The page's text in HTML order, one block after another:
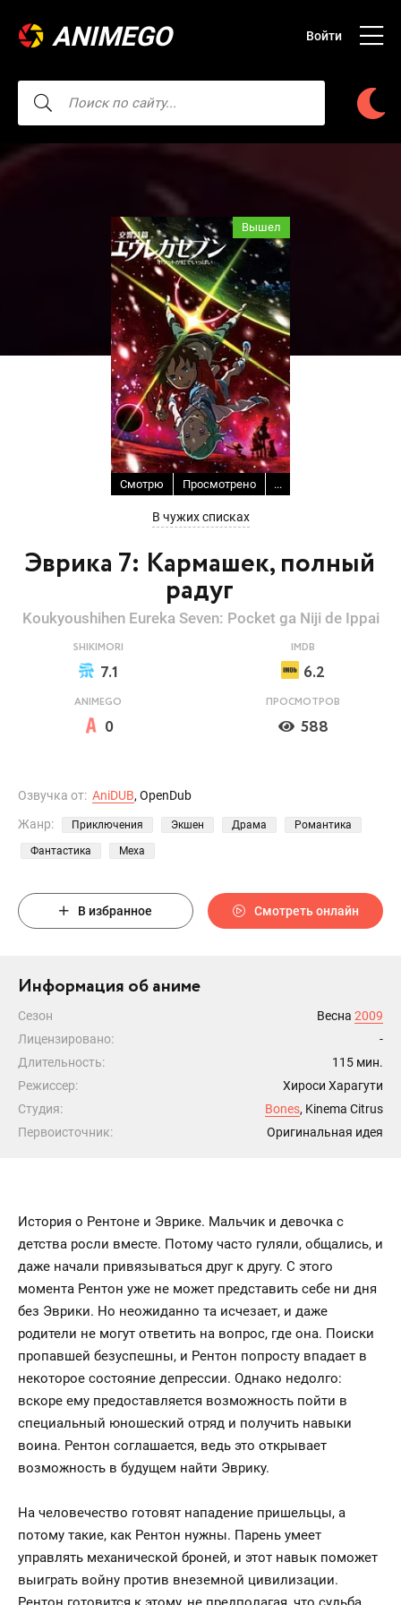
ANIMEGO Войти
Эврика 7: Кармашек, полный
радуг
Вышел
Смотрю Просмотрено ...
В чужих списках
Koukyoushihen Eureka Seven: Pocket ga Niji de Ippai
SHIKIMORI
7.1
IMDB
6.2
ANIMEGO
0
ПРОСМОТРОВ
588
Озвучка от: AniDUB, OpenDub
Жанр:
Приключения Экшен Драма Романтика
Фантастика Меха
В избранное Смотреть онлайн
Информация об аниме
Сезон Весна 2009
Лицензировано:
-
Длительность:
115 мин.
Режиссер:
Хироси Харагути
Студия:
Bones, Kinema Citrus
Первоисточник:
Оригинальная идея
История о Рентоне и Эврике. Мальчик и девочка с
детства росли вместе. Потому часто гуляли, общались, и
даже начали привязываться друг к другу. С этого
момента Рентон уже не может представить себе ни дня
без Эврики. Но неожиданно та исчезает, и даже
родители не могут ответить на вопрос, где она. Поиски
пропавшей безуспешны, и Рентон попросту впадает в
некоторое состояние депрессии. Однако недолго:
вскоре ему предоставляется возможность пойти в
специальный юношеский отряд и получить навыки
воина. Рентон соглашается, ведь это открывает
возможность в будущем найти Эврику.
На человечество готовят нападение пришельцы, а
потому такие, как Рентон нужны. Парень умеет
управлять механической броней, и этот навык поможет
выиграть войну против внеземной цивилизации.